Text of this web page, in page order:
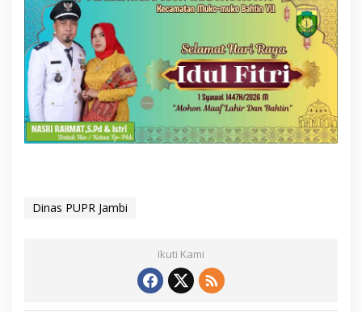
Dinas PUPR Jambi
Ikuti Kami